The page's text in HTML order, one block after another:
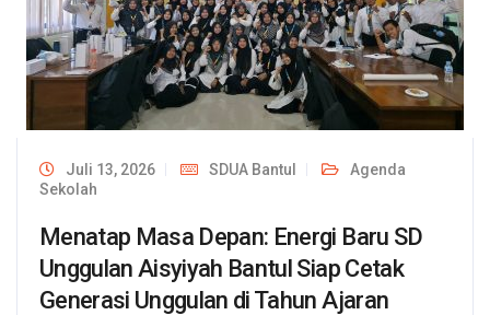
Juli 13, 2026 SDUA Bantul
Agenda
Sekolah
Menatap Masa Depan: Energi Baru SD
Unggulan Aisyiyah Bantul Siap Cetak
Generasi Unggulan di Tahun Ajaran